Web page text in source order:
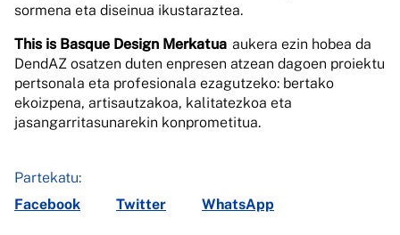
sormena eta diseinua ikustaraztea.
This is Basque Design Merkatua aukera ezin hobea da
DendAZ osatzen duten enpresen atzean dagoen proiektu
pertsonala eta profesionala ezagutzeko: bertako
ekoizpena, artisautzakoa, kalitatezkoa eta
jasangarritasunarekin konprometitua.
Partekatu:
Facebook
Twitter WhatsApp